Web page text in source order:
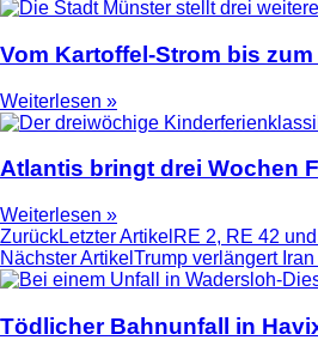
Vom Kartoffel-Strom bis
Weiterlesen »
Atlantis bringt drei Wochen
Weiterlesen »
ZurückLetzter Artikel RE 2, RE 42
Nächster Artikel Trump verlängert
Tödlicher Bahnunfall in